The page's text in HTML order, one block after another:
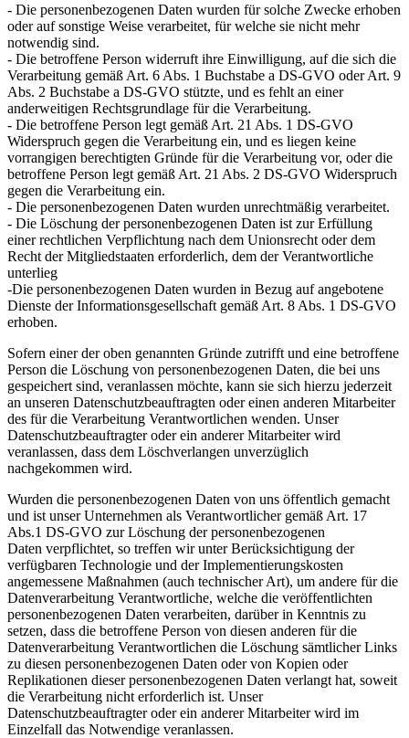
- Die personenbezogenen Daten wurden für solche Zwecke erhoben
oder auf sonstige Weise verarbeitet, für welche sie nicht mehr
notwendig sind.
- Die betroffene Person widerruft ihre Einwilligung, auf die sich die
Verarbeitung gemäß Art. 6 Abs. 1 Buchstabe a DS-GVO oder Art. 9
Abs. 2 Buchstabe a DS-GVO stützte, und es fehlt an einer
anderweitigen Rechtsgrundlage für die Verarbeitung.
- Die betroffene Person legt gemäß Art. 21 Abs. 1 DS-GVO
Widerspruch gegen die Verarbeitung ein, und es liegen keine
vorrangigen berechtigten Gründe für die Verarbeitung vor, oder die
betroffene Person legt gemäß Art. 21 Abs. 2 DS-GVO Widerspruch
gegen die Verarbeitung ein.
- Die personenbezogenen Daten wurden unrechtmäßig verarbeitet.
- Die Löschung der personenbezogenen Daten ist zur Erfüllung
einer rechtlichen Verpflichtung nach dem Unionsrecht oder dem
Recht der Mitgliedstaaten erforderlich, dem der Verantwortliche
unterlieg
-Die personenbezogenen Daten wurden in Bezug auf angebotene
Dienste der Informationsgesellschaft gemäß Art. 8 Abs. 1 DS-GVO
erhoben.
Sofern einer der oben genannten Gründe zutrifft und eine betroffene
Person die Löschung von personenbezogenen Daten, die bei uns
gespeichert sind, veranlassen möchte, kann sie sich hierzu jederzeit
an unseren Datenschutzbeauftragten oder einen anderen Mitarbeiter
des für die Verarbeitung Verantwortlichen wenden. Unser
Datenschutzbeauftragter oder ein anderer Mitarbeiter wird
veranlassen, dass dem Löschverlangen unverzüglich
nachgekommen wird.
Wurden die personenbezogenen Daten von uns öffentlich gemacht
und ist unser Unternehmen als Verantwortlicher gemäß Art. 17
Abs.1 DS-GVO zur Löschung der personenbezogenen
Daten verpflichtet, so treffen wir unter Berücksichtigung der
verfügbaren Technologie und der Implementierungskosten
angemessene Maßnahmen (auch technischer Art), um andere für die
Datenverarbeitung Verantwortliche, welche die veröffentlichten
personenbezogenen Daten verarbeiten, darüber in Kenntnis zu
setzen, dass die betroffene Person von diesen anderen für die
Datenverarbeitung Verantwortlichen die Löschung sämtlicher Links
zu diesen personenbezogenen Daten oder von Kopien oder
Replikationen dieser personenbezogenen Daten verlangt hat, soweit
die Verarbeitung nicht erforderlich ist. Unser
Datenschutzbeauftragter oder ein anderer Mitarbeiter wird im
Einzelfall das Notwendige veranlassen.